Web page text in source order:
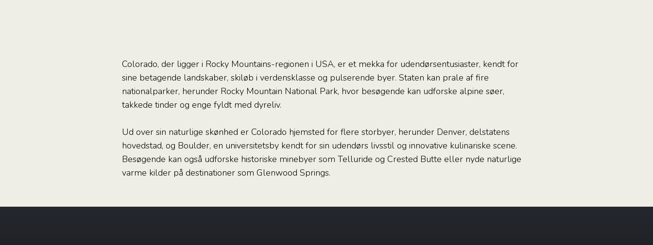
Colorado, der ligger i Rocky Mountains-regionen i USA, er et mekka for udendørsentusiaster, kendt for
sine betagende landskaber, skiløb i verdensklasse og pulserende byer. Staten kan prale af fire
nationalparker, herunder Rocky Mountain National Park, hvor besøgende kan udforske alpine søer,
takkede tinder og enge fyldt med dyreliv.
Ud over sin naturlige skønhed er Colorado hjemsted for flere storbyer, herunder Denver, delstatens
hovedstad, og Boulder, en universitetsby kendt for sin udendørs livsstil og innovative kulinariske scene.
Besøgende kan også udforske historiske minebyer som Telluride og Crested Butte eller nyde naturlige
varme kilder på destinationer som Glenwood Springs.